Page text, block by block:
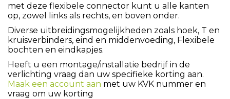
met deze flexibele connector kunt u alle kanten
op, zowel links als rechts, en boven onder.
Diverse uitbreidingsmogelijkheden zoals hoek, T en
kruisverbinders, eind en middenvoeding, Flexibele
bochten en eindkapjes.
Heeft u een montage/installatie bedrijf in de
verlichting vraag dan uw specifieke korting aan.
Maak een account aan met uw KVK nummer en
vraag om uw korting